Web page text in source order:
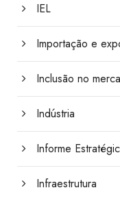
IEL
Importação e
Inclusão no
Indústria
Informe
Infraestrutura